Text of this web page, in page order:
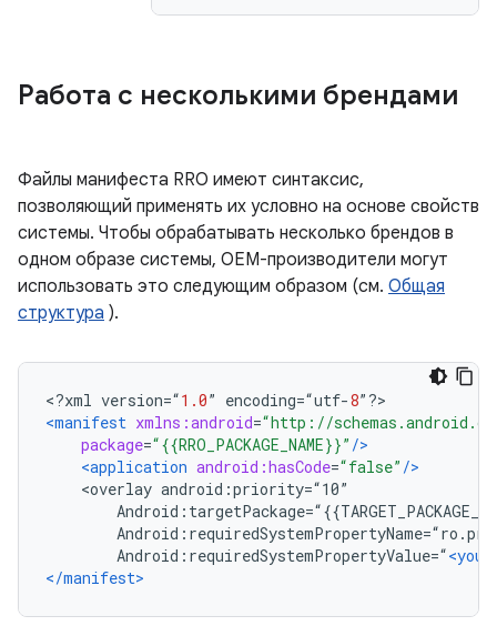
Работа с несколькими брендами
Файлы манифеста RRO имеют синтаксис,
позволяющий применять их условно на основе свойств
системы. Чтобы обрабатывать несколько брендов в
одном образе системы, OEM-производители могут
использовать это следующим образом (см. Общая
структура ).
<?xml version=“1.0” encoding=“utf-8”?>
<manifest xmlns:android=“http://
package=“{{RRO_PACKAGE_NAME}}” />
<application android:hasCode=“false” />
<overlay android:priority=“10”
Android:requiredSystemPropertyValue=“
</manifest>